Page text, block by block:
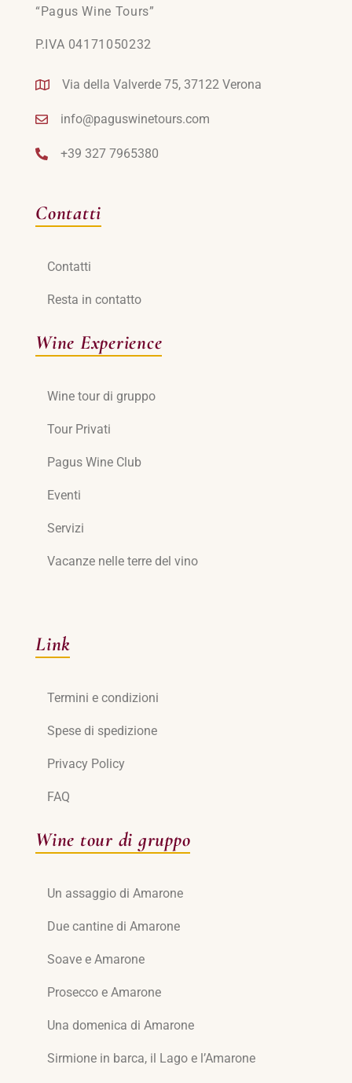
“Pagus Wine Tours”
P.IVA 04171050232
Via della Valverde 75, 37122 Verona
info@paguswinetours.com
+39 327 7965380
Contatti
Contatti
Resta in contatto
Wine Experience
Wine tour di gruppo
Tour Privati
Pagus Wine Club
Eventi
Servizi
Vacanze nelle terre del vino
Link
Termini e condizioni
Spese di spedizione
Privacy Policy
FAQ
Wine tour di gruppo
Un assaggio di Amarone
Due cantine di Amarone
Soave e Amarone
Prosecco e Amarone
Una domenica di Amarone
Sirmione in barca, il Lago e l’Amarone